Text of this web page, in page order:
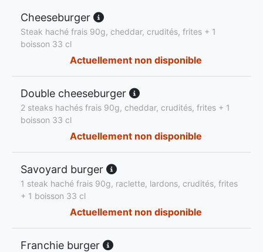
Cheeseburger
Steak haché frais 90g, cheddar, crudités, frites + 1
boisson 33 cl
Actuellement non disponible
Double cheeseburger
2 steaks hachés frais 90g, cheddar, crudités, frites + 1
boisson 33 cl
Actuellement non disponible
Savoyard burger
1 steak haché frais 90g, raclette, lardons, crudités, frites
+ 1 boisson 33 cl
Actuellement non disponible
Franchie burger